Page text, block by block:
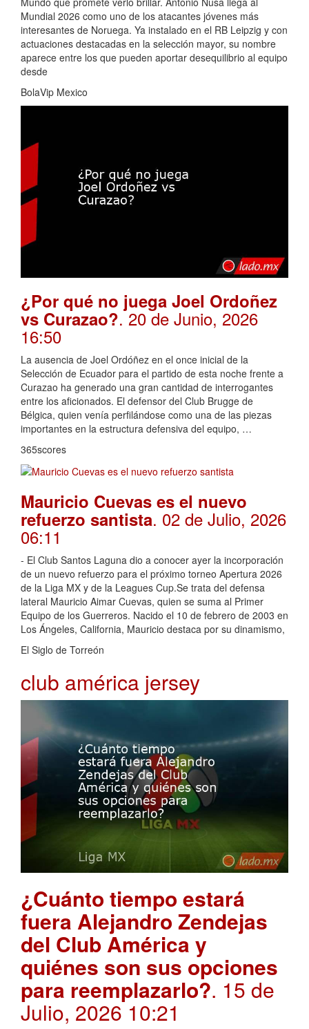
Mundial 2026 como uno de los atacantes jóvenes más
interesantes de Noruega. Ya instalado en el RB Leipzig y con
actuaciones destacadas en la selección mayor, su nombre
aparece entre los que pueden aportar desequilibrio al equipo
desde
BolaVip Mexico
¿Por qué no juega Joel Ordoñez
vs Curazao?. 20 de Junio, 2026
16:50
La ausencia de Joel Ordóñez en el once inicial de la
Selección de Ecuador para el partido de esta noche frente a
Curazao ha generado una gran cantidad de interrogantes
entre los aficionados. El defensor del Club Brugge de
Bélgica, quien venía perfilándose como una de las piezas
importantes en la estructura defensiva del equipo, …
365scores
Mauricio Cuevas es el nuevo
refuerzo santista. 02 de Julio, 2026
06:11
- El Club Santos Laguna dio a conocer ayer la incorporación
de un nuevo refuerzo para el próximo torneo Apertura 2026
de la Liga MX y de la Leagues Cup.Se trata del defensa
lateral Mauricio Aimar Cuevas, quien se suma al Primer
Equipo de los Guerreros. Nacido el 10 de febrero de 2003 en
Los Ángeles, California, Mauricio destaca por su dinamismo,
El Siglo de Torreón
club américa jersey
¿Cuánto tiempo estará
fuera Alejandro Zendejas
del Club América y
quiénes son sus opciones
para reemplazarlo?. 15 de
Julio, 2026 10:21